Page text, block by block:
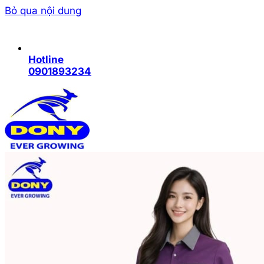
Bỏ qua nội dung
Hotline
0901893234